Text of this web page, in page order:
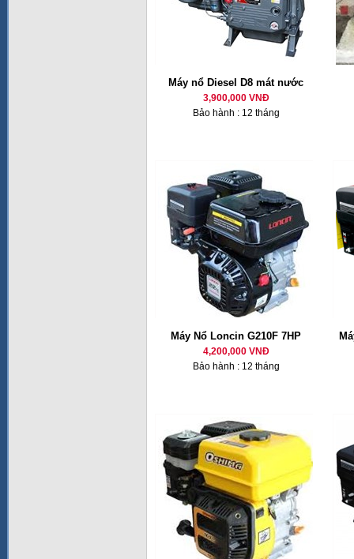
Máy nổ Diesel D8 mát nước
3,900,000 VNĐ
Bảo hành : 12 tháng
Máy Nổ Loncin G210F 7HP
4,200,000 VNĐ
Bảo hành : 12 tháng